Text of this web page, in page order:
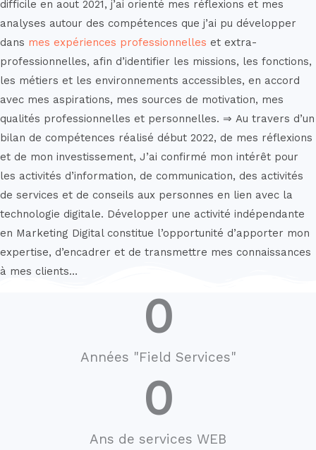
difficile en aout 2021, j’ai orienté mes réflexions et mes
analyses autour des compétences que j’ai pu développer
dans mes expériences professionnelles et extra-
professionnelles, afin d’identifier les missions, les fonctions,
les métiers et les environnements accessibles, en accord
avec mes aspirations, mes sources de motivation, mes
qualités professionnelles et personnelles. ⇒ Au travers d’un
bilan de compétences réalisé début 2022, de mes réflexions
et de mon investissement, J’ai confirmé mon intérêt pour
les activités d’information, de communication, des activités
de services et de conseils aux personnes en lien avec la
technologie digitale. Développer une activité indépendante
en Marketing Digital constitue l’opportunité d’apporter mon
expertise, d’encadrer et de transmettre mes connaissances
à mes clients…
Années "Field Services"
0
Ans de services WEB
0